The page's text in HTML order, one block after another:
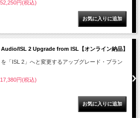
円(税込)
ISL 2 Upgrade from ISL【オンライン納品】
を「ISL 2」へと変更するアップグレード・プラン
円(税込)